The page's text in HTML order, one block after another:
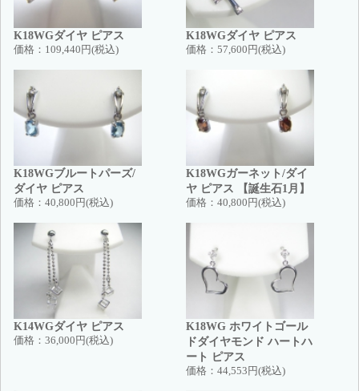
K18WGダイヤ ピアス
価格： 109,440円(税込)
K18WGダイヤ ピアス
価格： 57,600円(税込)
K18WGブルートパーズ/
ダイヤ ピアス
価格： 40,800円(税込)
K18WGガーネット/ダイ
ヤ ピアス 【誕生石1月】
価格： 40,800円(税込)
K14WGダイヤ ピアス
価格： 36,000円(税込)
K18WG ホワイトゴール
ドダイヤモンド ハートハ
ート ピアス
価格： 44,553円(税込)